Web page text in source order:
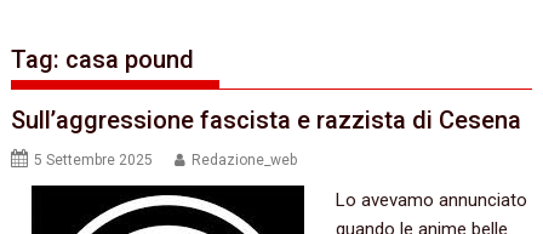
Tag: casa pound
Sull’aggressione fascista e razzista di Cesena
5 Settembre 2025 Redazione_web
Lo avevamo annunciato
quando le anime belle